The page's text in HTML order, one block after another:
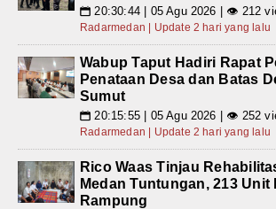
📅 20:30:44 | 05 Agu 2026 | 👁 212
Radarmedan | Update 2 hari yang lalu
Wabup Taput Hadiri Rapat
Penataan Desa dan Batas
Sumut
📅 20:15:55 | 05 Agu 2026 | 👁 252
Radarmedan | Update 2 hari yang lalu
Rico Waas Tinjau
Medan Tuntungan, 213 Unit
Rampung